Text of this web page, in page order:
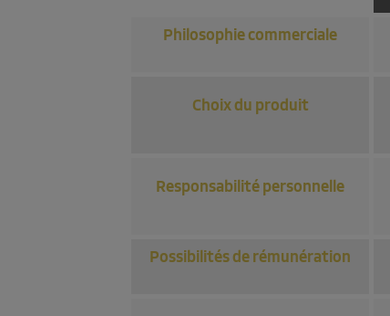
Philosophie commerciale
Choix du produit
Responsabilité personnelle
Possibilités de rémunération